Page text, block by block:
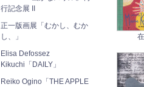
行記念展 II
正一版画展「むかし、むか
し、」
Elisa Defossez
Kikuchi「DAILY」
Reiko Ogino「THE APPLE